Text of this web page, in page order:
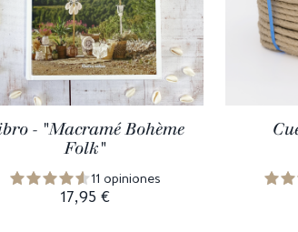
- "Macramé Bohème
Folk"
11 opiniones
17,95 €